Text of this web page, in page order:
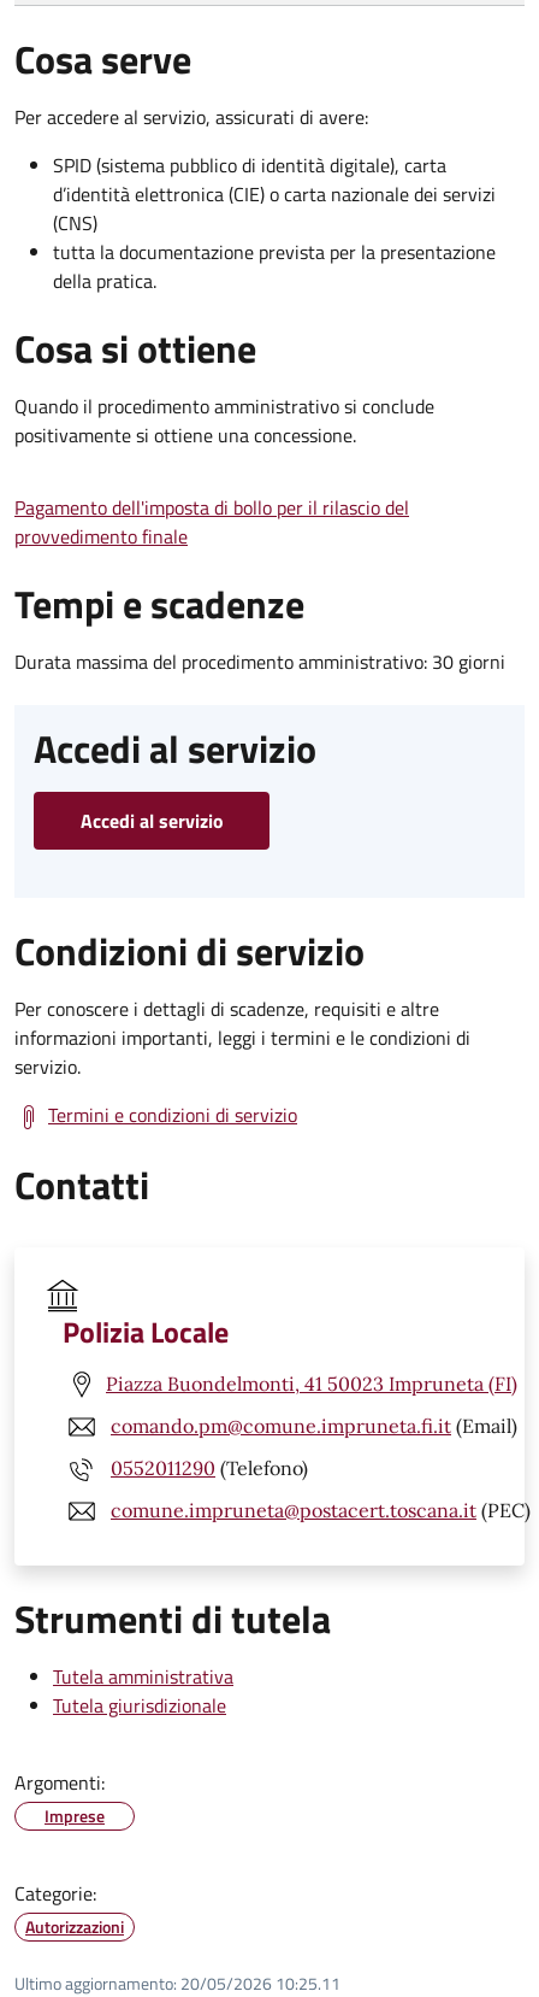
Cosa serve
Per accedere al servizio, assicurati di avere:
SPID (sistema pubblico di identità digitale), carta
d’identità elettronica (CIE) o carta nazionale dei servizi
(CNS)
tutta la documentazione prevista per la presentazione
della pratica.
Cosa si ottiene
Quando il procedimento amministrativo si conclude
positivamente si ottiene una concessione.
Pagamento dell'imposta di bollo per il rilascio del
provvedimento finale
Tempi e scadenze
Durata massima del procedimento amministrativo: 30 giorni
Accedi al servizio
Accedi al servizio
Condizioni di servizio
Per conoscere i dettagli di scadenze, requisiti e altre
informazioni importanti, leggi i termini e le condizioni di
servizio.
Termini e condizioni di servizio
Contatti
Polizia Locale
Piazza Buondelmonti, 41 50023 Impruneta (FI)
comando.pm@comune.impruneta.fi.it (Email)
0552011290 (Telefono)
comune.impruneta@postacert.toscana.it (PEC)
Strumenti di tutela
Tutela amministrativa
Tutela giurisdizionale
Argomenti:
Imprese
Categorie:
Autorizzazioni
Ultimo aggiornamento: 20/05/2026 10:25.11